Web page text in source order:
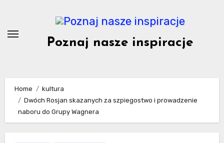
content
Poznaj nasze inspiracje
Home
kultura
Dwóch Rosjan skazanych za szpiegostwo i prowadzenie
naboru do Grupy Wagnera